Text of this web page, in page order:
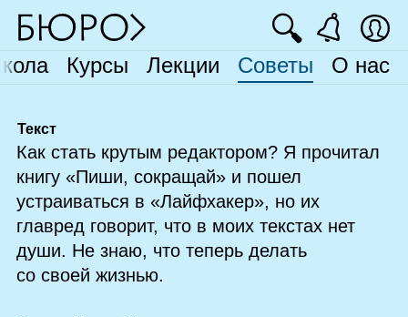
Курсы Лекции Советы О нас
🔍
Текст
Как стать крутым редактором? Я прочитал
книгу «Пиши, сокращай» и пошел
устраиваться в «Лайфхакер», но их
главред говорит, что в моих текстах нет
души. Не знаю, что теперь делать
со своей жизнью.